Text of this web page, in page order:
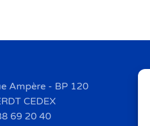
Ampère - BP 120
CEDEX
69 20 40